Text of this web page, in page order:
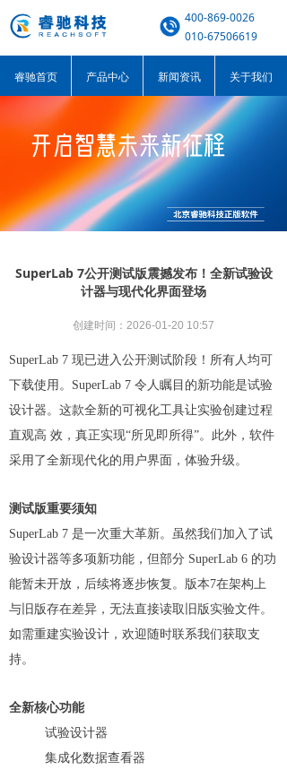
400-869-0026
010-67506619
睿驰首页 产品中心 新闻资讯 关于我们
SuperLab 7公开测试版震撼发布！全新试验设
计器与现代化界面登场
SuperLab 7 现已进入公开测试阶段！所有人均可
下载使用。SuperLab 7 令人瞩目的新功能是试验
设计器。这款全新的可视化工具让实验创建过程
直观高 效，真正实现“所见即所得”。此外，软件
采用了全新现代化的用户界面，体验升级。
测试版重要须知
SuperLab 7 是一次重大革新。虽然我们加入了试
验设计器等多项新功能，但部分 SuperLab 6 的功
能暂未开放，后续将逐步恢复。 版本7在架构上
与旧版存在差异，无法直接读取旧版实验文件。
如需重建实验设计，欢迎随时联系我们获取支
持。
全新核心功能
试验设计器
集成化数据查看器
创建时间： 2026-01-20 10:57